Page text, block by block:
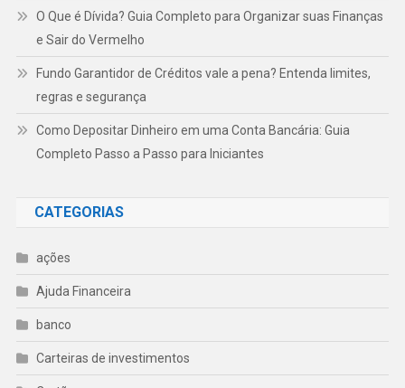
O Que é Dívida? Guia Completo para Organizar suas Finanças
e Sair do Vermelho
Fundo Garantidor de Créditos vale a pena? Entenda limites,
regras e segurança
Como Depositar Dinheiro em uma Conta Bancária: Guia
Completo Passo a Passo para Iniciantes
CATEGORIAS
ações
Ajuda Financeira
banco
Carteiras de investimentos